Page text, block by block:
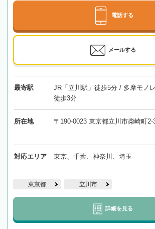
電話する
メールする
最寄駅
JR「立川駅」徒歩5分 / 多摩モノ
徒歩3分
所在地 〒190-0023 東京都立川市柴崎町
対応エリア 東京、千葉、神奈川、埼玉
東京都 立川市
詳細を見る